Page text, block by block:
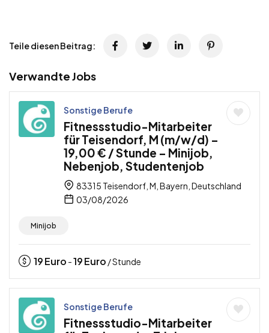
Teile diesen Beitrag:
Verwandte Jobs
Sonstige Berufe
Fitnessstudio-Mitarbeiter
für Teisendorf, M (m/w/d) –
19,00 € / Stunde – Minijob,
Nebenjob, Studentenjob
83315 Teisendorf, M, Bayern, Deutschland
03/08/2026
Minijob
19Euro -19Euro / Stunde
Sonstige Berufe
Fitnessstudio-Mitarbeiter